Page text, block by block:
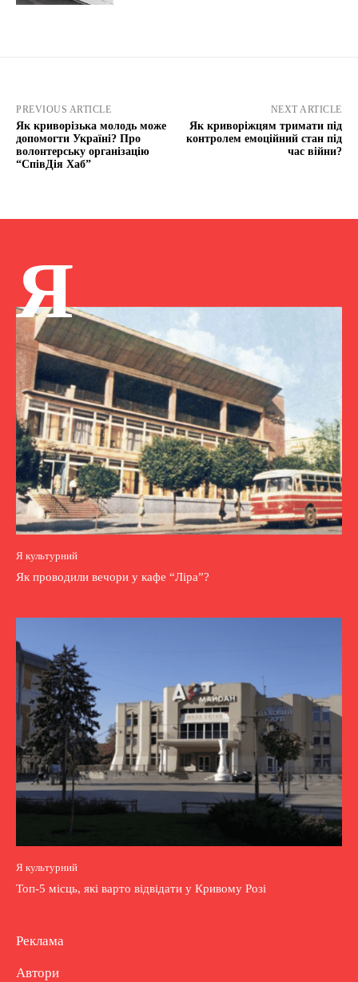
PREVIOUS ARTICLE
Як криворізька молодь може
допомогти Україні? Про
волонтерську організацію
“СпівДія Хаб”
NEXT ARTICLE
Як криворіжцям тримати під
контролем емоційний стан під
час війни?
Я
Я культурний
Як проводили вечори у кафе “Ліра”?
Я культурний
Топ-5 місць, які варто відвідати у Кривому Розі
Реклама
Автори